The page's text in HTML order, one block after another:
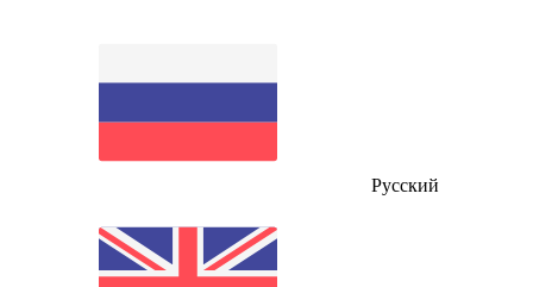
Русский